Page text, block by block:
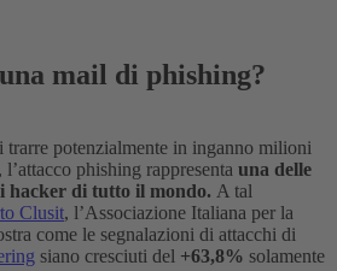
mail di phishing?
trarre potenzialmente in inganno milioni
phishing rappresenta una delle
hacker di tutto il mondo. A tal
Clusit, l’Associazione Italiana per la
come le segnalazioni di attacchi di
siano cresciuti del +63,8% solamente